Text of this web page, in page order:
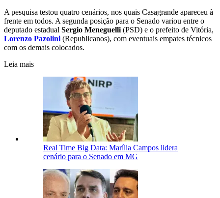
A pesquisa testou quatro cenários, nos quais Casagrande apareceu à
frente em todos. A segunda posição para o Senado variou entre o
deputado estadual Sergio Meneguelli (PSD) e o prefeito de Vitória,
Lorenzo Pazolini (Republicanos), com eventuais empates técnicos
com os demais colocados.
Leia mais
Real Time Big Data: Marília Campos lidera
cenário para o Senado em MG